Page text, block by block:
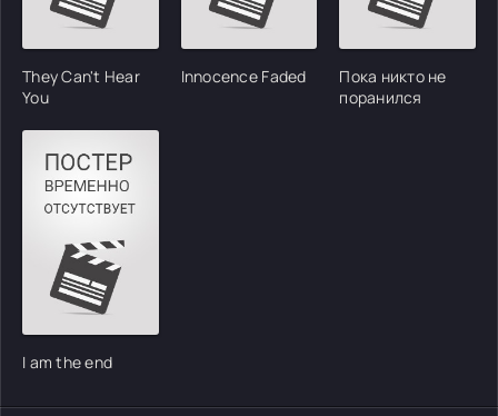
They Can't Hear
You
Innocence Faded
Пока никто не
поранился
I am the end